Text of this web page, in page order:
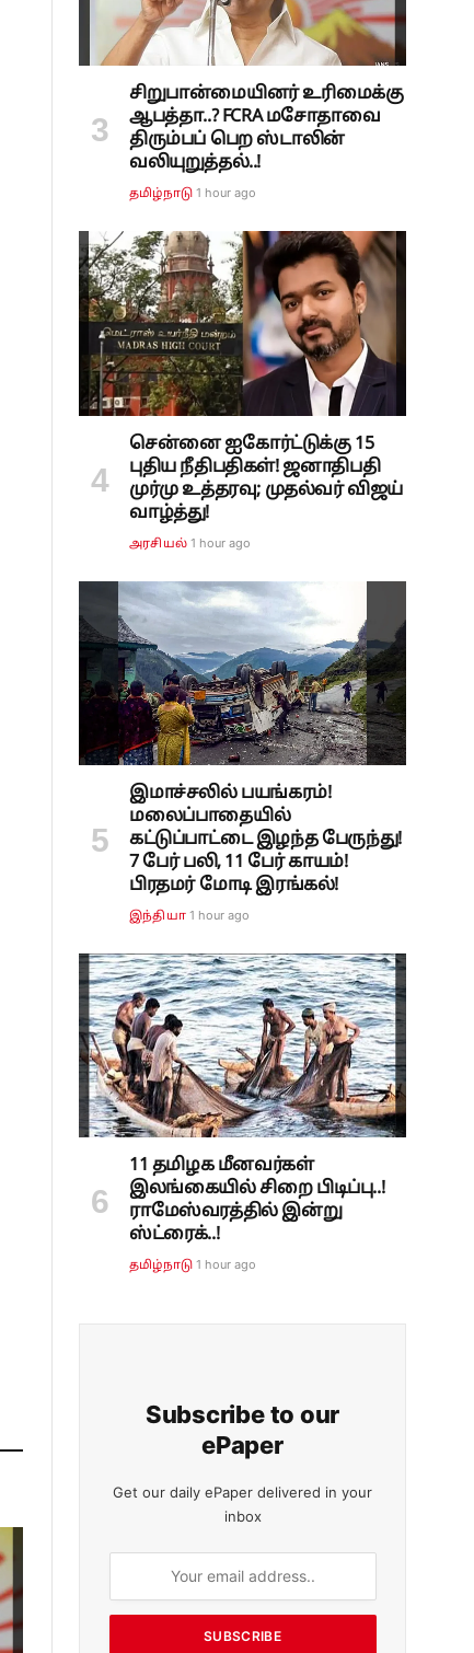
சிறுபான்மையினர் உரிமைக்கு
ஆபத்தா..? FCRA மசோதாவை
திரும்பப் பெற ஸ்டாலின்
வலியுறுத்தல்..!
தமிழ்நாடு 1 hour ago
சென்னை ஐகோர்ட்டுக்கு 15
புதிய நீதிபதிகள்! ஜனாதிபதி
முர்மு உத்தரவு; முதல்வர் விஜய்
வாழ்த்து!
அரசியல் 1 hour ago
இமாச்சலில் பயங்கரம்!
மலைப்பாதையில்
கட்டுப்பாட்டை இழந்த பேருந்து!
7 பேர் பலி, 11 பேர் காயம்!
பிரதமர் மோடி இரங்கல்!
இந்தியா 1 hour ago
11 தமிழக மீனவர்கள்
இலங்கையில் சிறை பிடிப்பு..!
ராமேஸ்வரத்தில் இன்று
ஸ்ட்ரைக்..!
தமிழ்நாடு 1 hour ago
Subscribe to our
ePaper
Get our daily ePaper delivered in your
inbox
SUBSCRIBE